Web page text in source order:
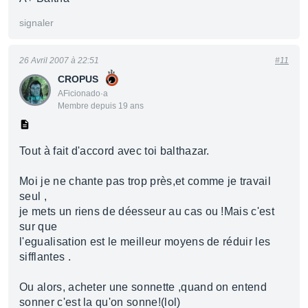
signaler
CROPUS
AFicionado·a
Membre depuis 19 ans
26 Avril 2007 à 22:51 #11
Tout à fait d'accord avec toi balthazar.
Moi je ne chante pas trop près,et comme je travail
seul ,
je mets un riens de déesseur au cas ou !Mais c'est
sur que
l'egualisation est le meilleur moyens de réduir les
sifflantes .
Ou alors, acheter une sonnette ,quand on entend
sonner c'est la qu'on sonne!(lol)